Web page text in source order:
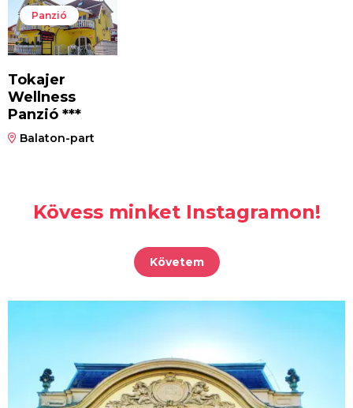
Panzió
Tokajer
Wellness
Panzió ***
Balaton-part
Kövess minket Instagramon!
Követem